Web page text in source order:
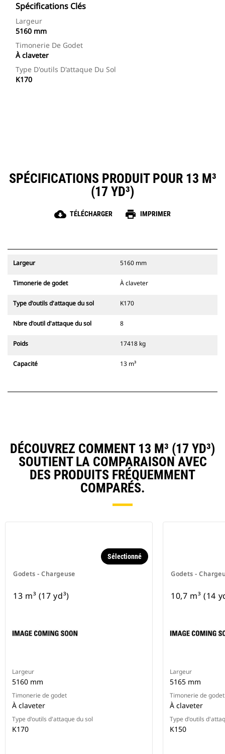
Spécifications Clés
Largeur
5160 mm
Timonerie De Godet
À claveter
Type D'outils D'attaque Du Sol
K170
SPÉCIFICATIONS PRODUIT POUR 13 M³
(17 YD³)
cloud_download TÉLÉCHARGER print IMPRIMER
Largeur 5160 mm
Timonerie de godet À claveter
Type d'outils d'attaque du sol K170
Nbre d'outil d'attaque du sol 8
Poids 17418 kg
Capacité 13 m³
DÉCOUVREZ COMMENT 13 M³ (17 YD³)
SOUTIENT LA COMPARAISON AVEC
DES PRODUITS FRÉQUEMMENT
COMPARÉS.
Godets - Chargeuse
Sélectionné
13 m³ (17 yd³)
Largeur
5160 mm
Timonerie de godet
À claveter
Type d'outils d'attaque du sol
K170
Godets -
10,7 m³ (14
Largeur
5165 mm
Timonerie de godet
À claveter
Type d'outils
K150